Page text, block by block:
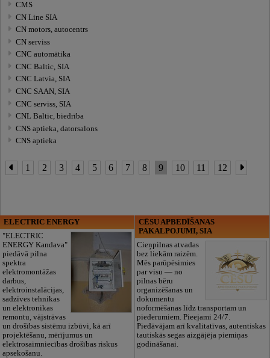
CMS
CN Line SIA
CN motors, autocentrs
CN serviss
CNC automātika
CNC Baltic, SIA
CNC Latvia, SIA
CNC SAAN, SIA
CNC serviss, SIA
CNL Baltic, biedrība
CNS aptieka, datorsalons
CNS aptieka
1 2 3 4 5 6 7 8 9 10 11 12
ELECTRIC ENERGY
"ELECTRIC
ENERGY Kandava"
piedāvā pilna
spektra
elektromontāžas
darbus,
elektroinstalācijas,
sadzīves tehnikas
un elektronikas
remontu, vājstrāvas
un drošības sistēmu izbūvi, kā arī
projektēšanu, mērījumus un
elektrosaimniecības drošības riskus
apsekošanu.
CĒSU APBEDĪŠANAS
PAKALPOJUMI, SIA
Cieņpilnas atvadas
bez liekām raizēm.
Mēs parūpēsimies
par visu — no
pilnas bēru
organizēšanas un
dokumentu
noformēšanas līdz transportam un
piederumiem. Pieejami 24/7.
Piedāvājam arī kvalitatīvas, autentiskas
tautiskās segas aizgājēja piemiņas
godināšanai.